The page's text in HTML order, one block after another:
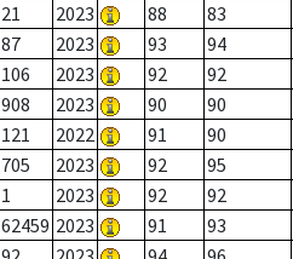
21 2023 88 83
87 2023 93 94
106 2023 92 92
908 2023 90 90
121 2022 91 90
705 2023 92 95
1 2023 92 92
62459 2023 91 93